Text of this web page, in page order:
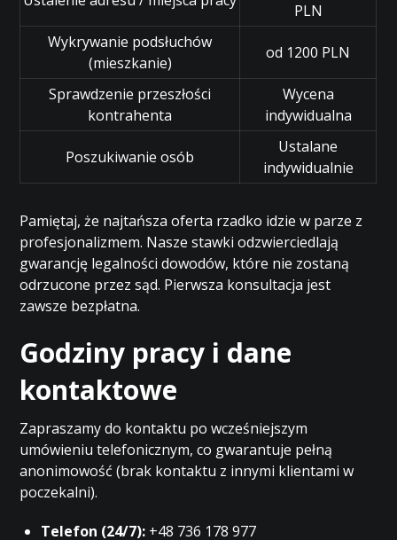
PLN
Wykrywanie podsłuchów
(mieszkanie)
od 1200 PLN
Sprawdzenie przeszłości
kontrahenta
Wycena
indywidualna
Poszukiwanie osób
Ustalane
indywidualnie
Pamiętaj, że najtańsza oferta rzadko idzie w parze z
profesjonalizmem. Nasze stawki odzwierciedlają
gwarancję legalności dowodów, które nie zostaną
odrzucone przez sąd. Pierwsza konsultacja jest
zawsze bezpłatna.
Godziny pracy i dane
kontaktowe
Zapraszamy do kontaktu po wcześniejszym
umówieniu telefonicznym, co gwarantuje pełną
anonimowość (brak kontaktu z innymi klientami w
poczekalni).
Telefon (24/7): +48 736 178 977